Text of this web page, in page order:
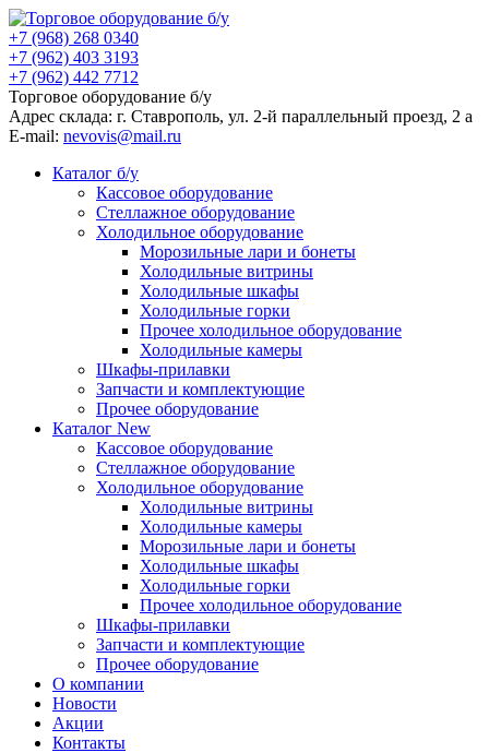
+7 (968) 268 0340
+7 (962) 403 3193
+7 (962) 442 7712
Торговое оборудование б/у
Адрес склада: г. Ставрополь, ул. 2-й параллельный проезд, 2 a
E-mail: nevovis@mail.ru
Каталог б/у
Кассовое оборудование
Стеллажное оборудование
Холодильное оборудование
Морозильные лари и бонеты
Холодильные витрины
Холодильные шкафы
Холодильные горки
Прочее холодильное оборудование
Холодильные камеры
Шкафы-прилавки
Запчасти и комплектующие
Прочее оборудование
Каталог New
Кассовое оборудование
Стеллажное оборудование
Холодильное оборудование
Холодильные витрины
Холодильные камеры
Морозильные лари и бонеты
Холодильные шкафы
Холодильные горки
Прочее холодильное оборудование
Шкафы-прилавки
Запчасти и комплектующие
Прочее оборудование
О компании
Новости
Акции
Контакты